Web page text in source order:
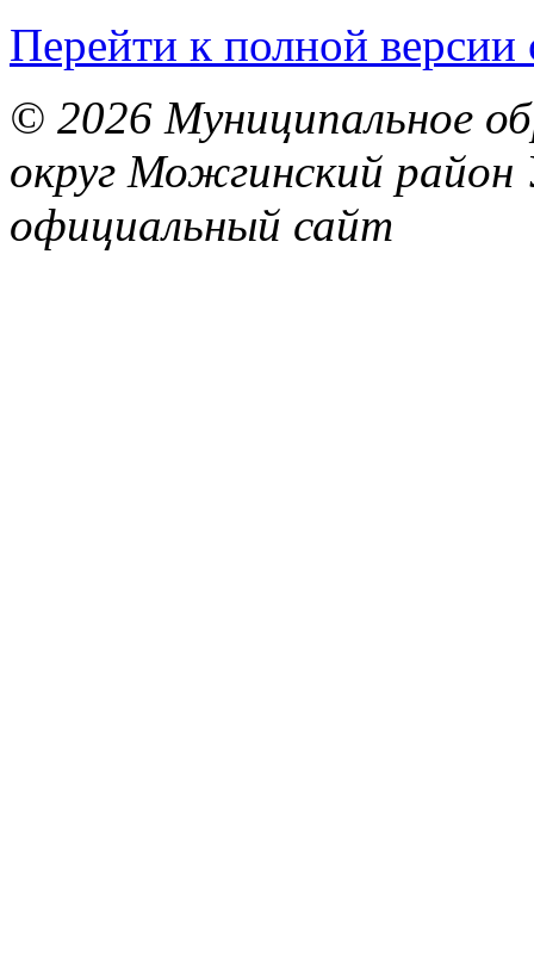
Перейти к полной версии
© 2026 Муниципальное
округ Можгинский район
официальный сайт